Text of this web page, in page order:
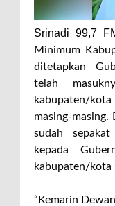
Srinadi 99,7
Minimum
ditetapkan
telah
kabupaten/
masing-masing.
sudah
kepada
kabupaten/kota
“Kemarin